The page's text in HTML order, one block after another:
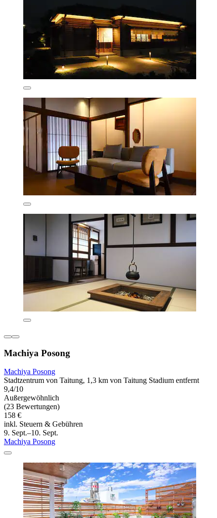
Machiya Posong
Machiya Posong
Stadtzentrum von Taitung, 1,3 km von Taitung Stadium entfernt
9,4/10
Außergewöhnlich
(23 Bewertungen)
158 €
inkl. Steuern & Gebühren
9. Sept.–10. Sept.
Machiya Posong